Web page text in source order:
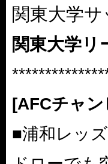
関東大学
関東大学リ
[AFCチャ
■浦和レッ